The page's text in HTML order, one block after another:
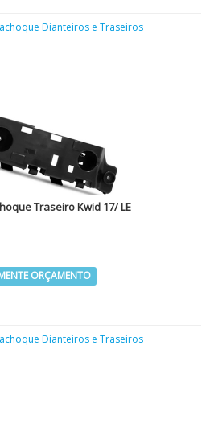
Dianteiros e Traseiros
Traseiro Kwid 17/ LE
ORÇAMENTO
Dianteiros e Traseiros